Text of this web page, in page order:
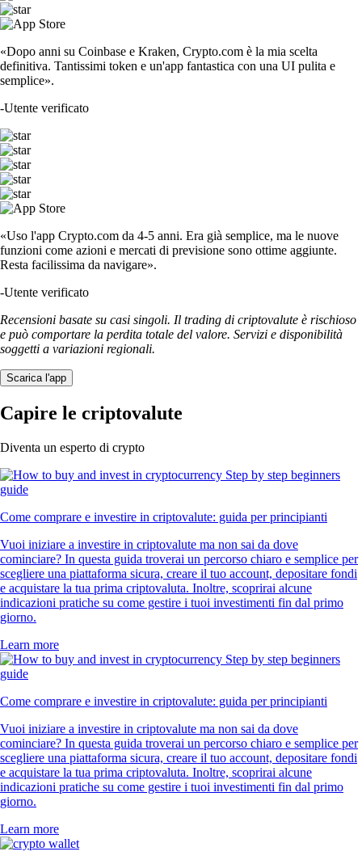
«Dopo anni su Coinbase e Kraken, Crypto.com è la mia scelta
definitiva. Tantissimi token e un'app fantastica con una UI pulita e
semplice».
-Utente verificato
«Uso l'app Crypto.com da 4-5 anni. Era già semplice, ma le nuove
funzioni come azioni e mercati di previsione sono ottime aggiunte.
Resta facilissima da navigare».
-Utente verificato
Recensioni basate su casi singoli. Il trading di criptovalute è rischioso
e può comportare la perdita totale del valore. Servizi e disponibilità
soggetti a variazioni regionali.
Scarica l'app
Capire le criptovalute
Diventa un esperto di crypto
Come comprare e investire in criptovalute: guida per principianti
Vuoi iniziare a investire in criptovalute ma non sai da dove
cominciare? In questa guida troverai un percorso chiaro e semplice per
scegliere una piattaforma sicura, creare il tuo account, depositare fondi
e acquistare la tua prima criptovaluta. Inoltre, scoprirai alcune
indicazioni pratiche su come gestire i tuoi investimenti fin dal primo
giorno.
Learn more
Come comprare e investire in criptovalute: guida per principianti
Vuoi iniziare a investire in criptovalute ma non sai da dove
cominciare? In questa guida troverai un percorso chiaro e semplice per
scegliere una piattaforma sicura, creare il tuo account, depositare fondi
e acquistare la tua prima criptovaluta. Inoltre, scoprirai alcune
indicazioni pratiche su come gestire i tuoi investimenti fin dal primo
giorno.
Learn more